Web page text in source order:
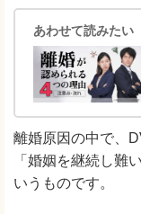
あわせて読みたい
離婚原因の中で、
「婚姻を継続し難
いうものです。